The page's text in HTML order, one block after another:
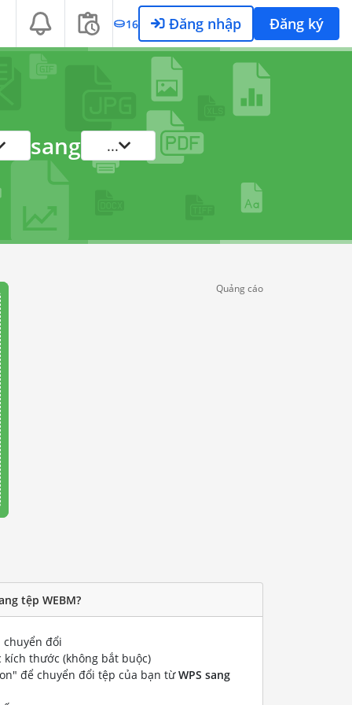
16 Đăng nhập Đăng ký
sang ...
Quảng cáo
tệp WEBM?
đổi
thước (không bắt buộc)
để chuyển đổi tệp của bạn từWPS sang